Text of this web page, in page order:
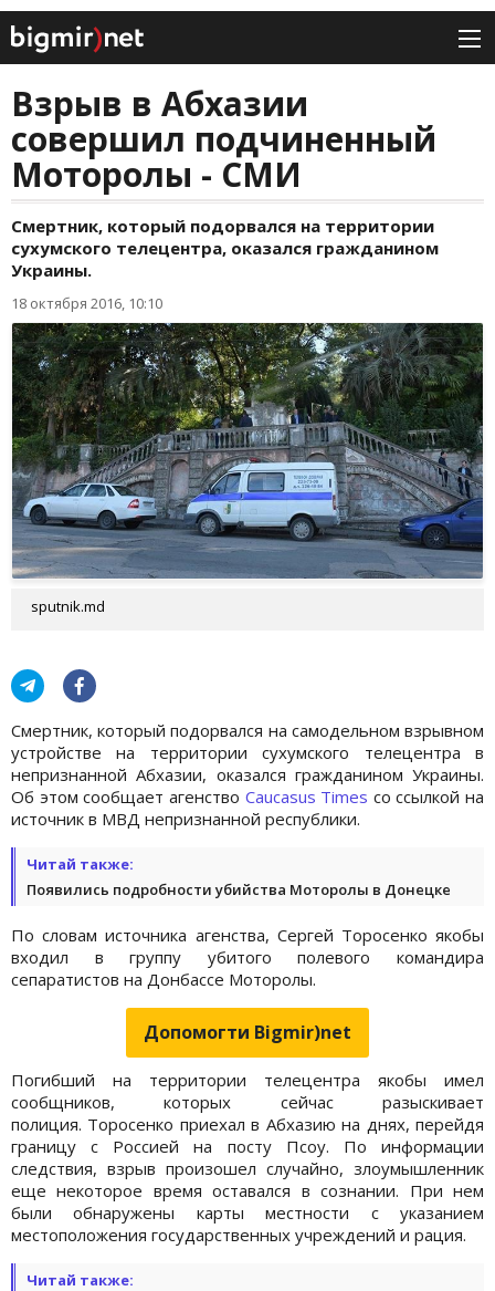
Взрыв в Абхазии
совершил подчиненный
Моторолы - СМИ
Смертник, который подорвался на территории
сухумского телецентра, оказался гражданином
Украины.
18 октября 2016, 10:10
sputnik.md
Смертник, который подорвался на самодельном взрывном
устройстве на территории сухумского телецентра в
непризнанной Абхазии, оказался гражданином Украины.
Об этом сообщает агенство Caucasus Times со ссылкой на
источник в МВД непризнанной республики.
Читай также:
Появились подробности убийства Моторолы в Донецке
По словам источника агенства, Сергей Торосенко якобы
входил в группу убитого полевого командира
сепаратистов на Донбассе Моторолы.
Допомогти Bigmir)net
Погибший на территории телецентра якобы имел
сообщников, которых сейчас разыскивает
полиция. Торосенко приехал в Абхазию на днях, перейдя
границу с Россией на посту Псоу. По информации
следствия, взрыв произошел случайно, злоумышленник
еще некоторое время оставался в сознании. При нем
были обнаружены карты местности с указанием
местоположения государственных учреждений и рация.
Читай также: